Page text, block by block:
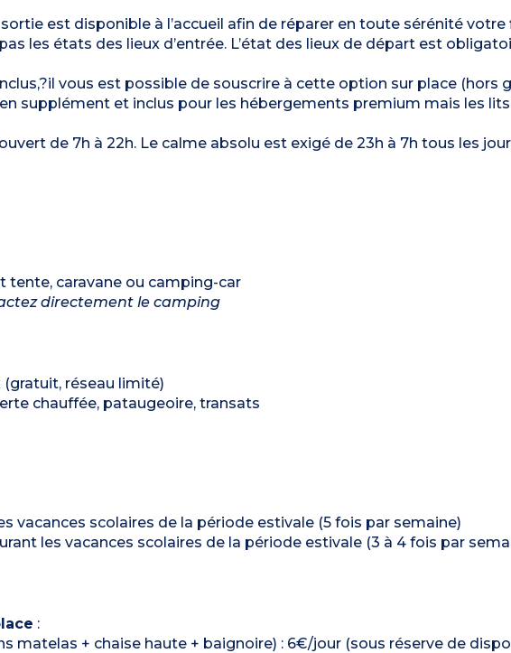
est disponible à l’accueil afin de réparer en toute sérénité votre
les états des lieux d’entrée. L’état des lieux de départ est
vous est possible de souscrire à cette option sur place (hors
supplément et inclus pour les hébergements premium mais les
de 7h à 22h. Le calme absolu est exigé de 23h à 7h tous les
tente, caravane ou camping-car
directement le camping
(gratuit, réseau limité)
chauffée, pataugeoire, transats
vacances scolaires de la période estivale (5 fois par semaine)
les vacances scolaires de la période estivale (3 à 4 fois par
:
matelas + chaise haute + baignoire) : 6€/jour (sous réserve de